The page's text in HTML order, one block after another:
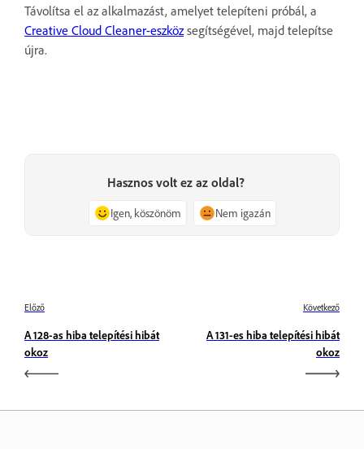
Távolítsa el az alkalmazást, amelyet telepíteni próbál, a
Creative Cloud Cleaner-eszközsegítségével, majd telepítse
újra.
Hasznos volt ez az oldal?
Igen, köszönöm Nem igazán
Előző
A 128-as hiba telepítési hibát
okoz
Következő
A 131-es hiba telepítési hibát
okoz